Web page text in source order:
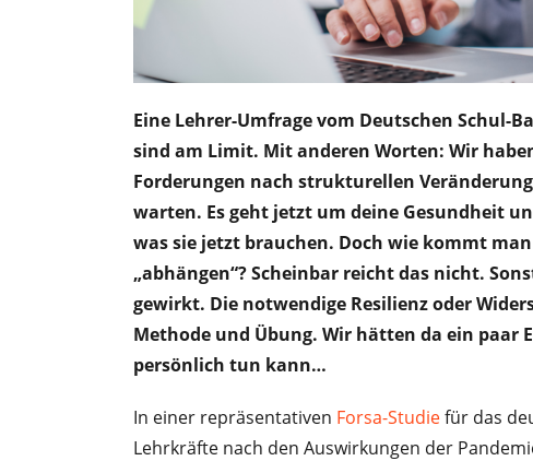
Eine Lehrer-Umfrage vom Deutschen Schul-
sind am Limit. Mit anderen Worten: Wir
Forderungen nach strukturellen
warten. Es geht jetzt um deine Gesundheit
was sie jetzt brauchen. Doch wie kommt
„abhängen“? Scheinbar reicht das nicht.
gewirkt. Die notwendige Resilienz oder
Methode und Übung. Wir hätten da ein paar
persönlich tun kann…
In einer repräsentativen Forsa-Studiefür das
Lehrkräfte nach den Auswirkungen der